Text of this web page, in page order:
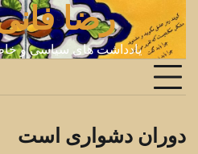
content
رضا
یادداشت های سیاسی و
دوران دشواری است